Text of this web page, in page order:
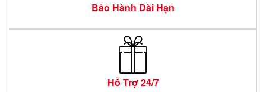
Bảo Hành Dài Hạn
Hỗ Trợ 24/7